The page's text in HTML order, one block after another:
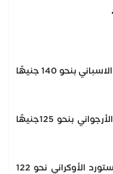
وسجل سعر اللحم البقري المستورد الاسباني بنحو 140 جنيهًا
سجل سعر اللحم البقري المستورد الأرجواني بنحو 125جنيهًا
وسجل سعر كيلو اللحم البقري المستورد الأوكراني نحو 122